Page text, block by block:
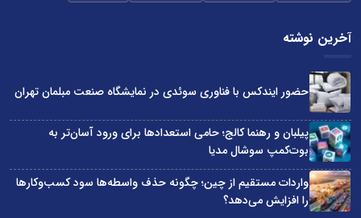
آخرین نوشته
حضور ایندکس با فناوری سوئدی در نمایشگاه صنعت مبلمان تهران
پیلبان و رهنما کالج؛ حامی استعدادها برای ورود آسان‌تر به
بوت‌کمپ سوشال مدیا
واردات مستقیم از چین؛ چگونه حذف واسطه‌ها سود کسب‌وکارها
را افزایش می‌دهد؟